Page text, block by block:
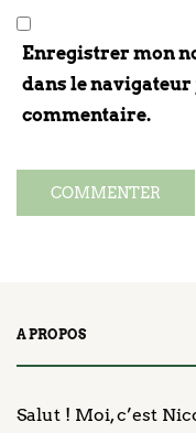
Enregistrer mon
dans le
commentaire.
A PROPOS
Salut ! Moi, c’est